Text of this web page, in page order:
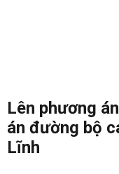
Lên phương
án đường bộ
Lĩnh